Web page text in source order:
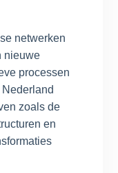
netwerken
nieuwe
processen
zoals de
en